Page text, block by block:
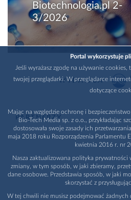
Biotechnologia.pl 2-
3/2026
WYDAWCA
PARTNERZY
Portal wykorzystuje
Jeśli wyrażasz zgodę na używanie
twojej przeglądarki. W przeglądarce
dotyczące
Mając na względzie ochronę i
Bio-Tech Media sp. z o.o., przykładając
dostosowała swoje zasady ich
maja 2018 roku Rozporządzenia Parlamentu
kwietnia 2016 r. nr
Nasza zaktualizowana polityka prywatności
zmiany, w tym sposób, w jaki zbieramy,
dane osobowe. Przedstawia sposób, w jaki
skorzystać z
W tej chwili nie musisz podejmować żadnych